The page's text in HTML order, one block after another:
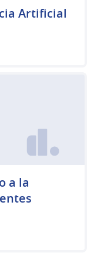
Artificial
a la